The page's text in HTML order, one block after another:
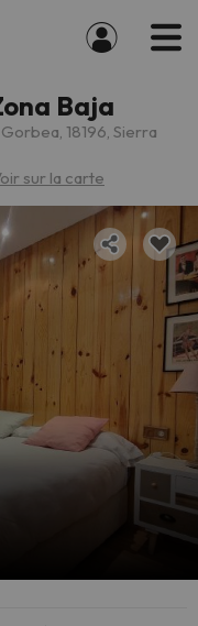
Baja
18196, Sierra
sur la carte